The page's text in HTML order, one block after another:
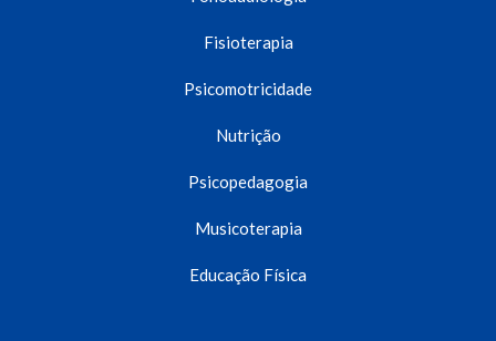
Fisioterapia
Psicomotricidade
Nutrição
Psicopedagogia
Musicoterapia
Educação Física